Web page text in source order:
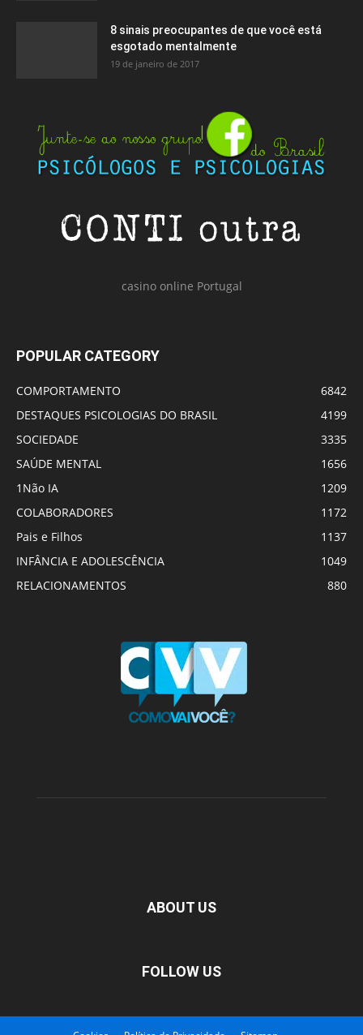
8 sinais preocupantes de que você está
esgotado mentalmente
19 de janeiro de 2017
casino online Portugal
POPULAR CATEGORY
COMPORTAMENTO
6842
DESTAQUES PSICOLOGIAS DO BRASIL
4199
SOCIEDADE
3335
SAÚDE MENTAL
1656
1Não IA
1209
COLABORADORES
1172
Pais e Filhos
1137
INFÂNCIA E ADOLESCÊNCIA
1049
RELACIONAMENTOS
880
ABOUT US
FOLLOW US